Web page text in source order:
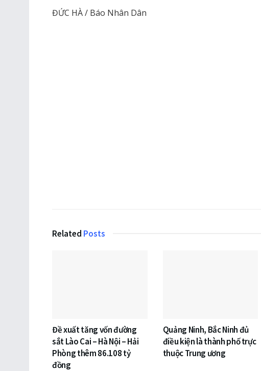
ĐỨC HÀ / Báo Nhân Dân
Related Posts
Đề xuất tăng vốn đường
sắt Lào Cai – Hà Nội – Hải
Phòng thêm 86.108 tỷ
đồng
Quảng Ninh, Bắc Ninh đủ
điều kiện là thành phố trực
thuộc Trung ương